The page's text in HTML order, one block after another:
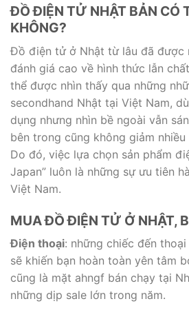
ĐỒ ĐIỆN TỬ NHẬT BẢN CÓ
KHÔNG?
Đồ điện tử ở Nhật từ lâu đã được
đánh giá cao về hình thức lẫn
thể được nhìn thấy qua những
secondhand Nhật tại Việt Nam,
dụng nhưng nhìn bề ngoài vẫn
bên trong cũng không giảm
Do đó, việc lựa chọn sản phẩm
Japan” luôn là những sự ưu tiên
Việt Nam.
MUA ĐỒ ĐIỆN TỬ Ở NHẬT,
Điện thoại: những chiếc đến
sẽ khiến bạn hoàn toàn yên tâm
cũng là mặt ahngf bán chạy tại
những dịp sale lớn trong năm.